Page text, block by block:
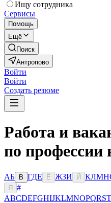
Ищу сотрудника
Сервисы
Помощь
Ещё
Поиск
Антропово
Войти
Войти
Создать резюме
Работа и
по профессии
АБ В ГДЕ Ё ЖЗИ Й КЛМН
Я
#
ABCDEFGHIJKLMNOPQRST